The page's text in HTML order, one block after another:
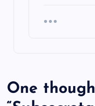
One